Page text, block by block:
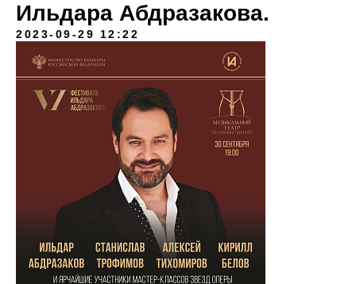
Ильдара Абдразакова.
2023-09-29 12:22